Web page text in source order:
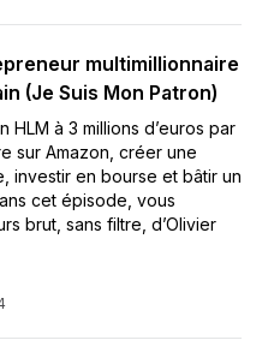
multimillionnaire
(Je Suis Mon Patron)
HLM à 3 millions d’euros par
sur Amazon, créer une
investir en bourse et bâtir un
cet épisode, vous
brut, sans filtre, d’Olivier